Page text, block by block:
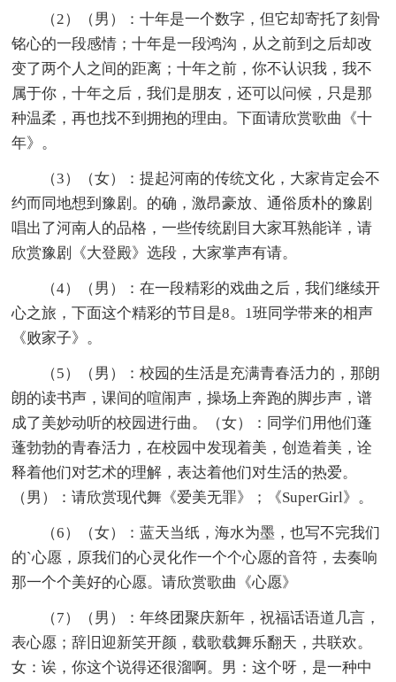
（2）（男）：十年是一个数字，但它却寄托了刻骨
铭心的一段感情；十年是一段鸿沟，从之前到之后却改
变了两个人之间的距离；十年之前，你不认识我，我不
属于你，十年之后，我们是朋友，还可以问候，只是那
种温柔，再也找不到拥抱的理由。下面请欣赏歌曲《十
年》。
（3）（女）：提起河南的传统文化，大家肯定会不
约而同地想到豫剧。的确，激昂豪放、通俗质朴的豫剧
唱出了河南人的品格，一些传统剧目大家耳熟能详，请
欣赏豫剧《大登殿》选段，大家掌声有请。
（4）（男）：在一段精彩的戏曲之后，我们继续开
心之旅，下面这个精彩的节目是8。1班同学带来的相声
《败家子》。
（5）（男）：校园的生活是充满青春活力的，那朗
朗的读书声，课间的喧闹声，操场上奔跑的脚步声，谱
成了美妙动听的校园进行曲。（女）：同学们用他们蓬
蓬勃勃的青春活力，在校园中发现着美，创造着美，诠
释着他们对艺术的理解，表达着他们对生活的热爱。
（男）：请欣赏现代舞《爱美无罪》；《SuperGirl》。
（6）（女）：蓝天当纸，海水为墨，也写不完我们
的`心愿，原我们的心灵化作一个个心愿的音符，去奏响
那一个个美好的心愿。请欣赏歌曲《心愿》
（7）（男）：年终团聚庆新年，祝福话语道几言，
表心愿；辞旧迎新笑开颜，载歌载舞乐翻天，共联欢。
女：诶，你这个说得还很溜啊。男：这个呀，是一种中